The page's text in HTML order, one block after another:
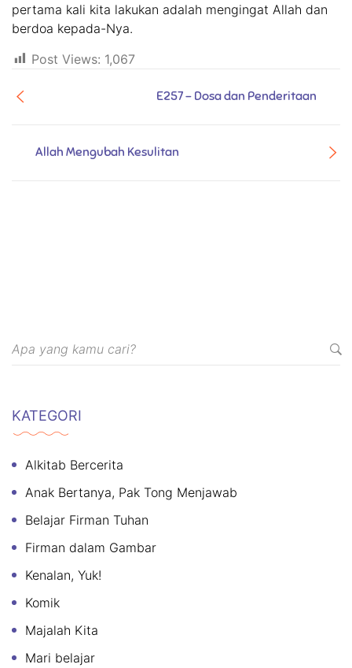
pertama kali kita lakukan adalah mengingat Allah dan
berdoa kepada-Nya.
Post Views: 1,067
Allah Mengubah Kesulitan
E257 - Dosa dan Penderitaan
KATEGORI
Alkitab Bercerita
Anak Bertanya, Pak Tong Menjawab
Belajar Firman Tuhan
Firman dalam Gambar
Kenalan, Yuk!
Komik
Majalah Kita
Mari belajar